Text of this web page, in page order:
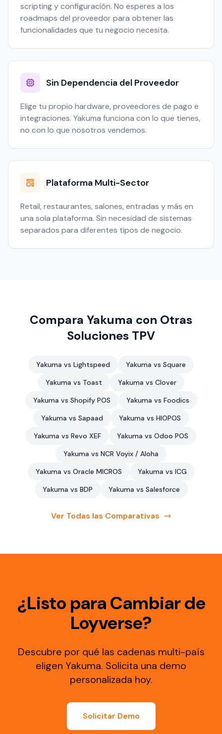
scripting y configuración. No esperes a los
roadmaps del proveedor para obtener las
funcionalidades que tu negocio necesita.
Sin Dependencia del Proveedor
Elige tu propio hardware, proveedores de pago e
integraciones. Yakuma funciona con lo que tienes,
no con lo que nosotros vendemos.
Plataforma Multi-Sector
Retail, restaurantes, salones, entradas y más en
una sola plataforma. Sin necesidad de sistemas
separados para diferentes tipos de negocio.
Compara Yakuma con Otras
Soluciones TPV
Yakuma vs Lightspeed
Yakuma vs Square
Yakuma vs Toast
Yakuma vs Clover
Yakuma vs Shopify POS
Yakuma vs Foodics
Yakuma vs Sapaad
Yakuma vs HIOPOS
Yakuma vs Revo XEF
Yakuma vs Odoo POS
Yakuma vs NCR Voyix / Aloha
Yakuma vs Oracle MICROS
Yakuma vs ICG
Yakuma vs BDP
Yakuma vs Salesforce
Ver Todas las Comparativas
¿Listo para Cambiar de
Loyverse?
Descubre por qué las cadenas multi-país
eligen Yakuma. Solicita una demo
personalizada hoy.
Solicitar Demo